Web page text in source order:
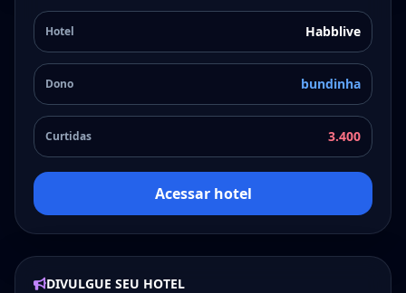
Hotel Habblive
Dono bundinha
Curtidas 3.400
Acessar hotel
DIVULGUE SEU HOTEL